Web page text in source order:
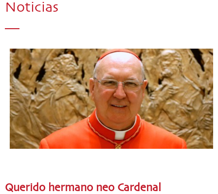
Noticias
Querido hermano neo Cardenal